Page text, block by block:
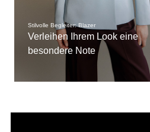
Stilvolle Begleiter: Blazer
Verleihen Ihrem Look eine
besondere Note